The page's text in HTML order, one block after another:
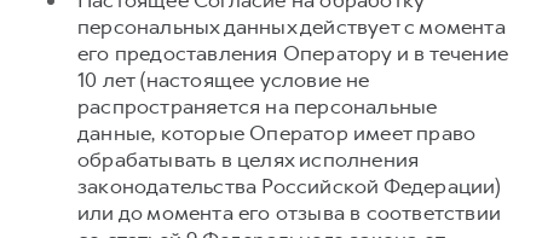
персональных данных действует с момента
его предоставления Оператору и в течение
10 лет (настоящее условие не
распространяется на персональные
данные, которые Оператор имеет право
обрабатывать в целях исполнения
законодательства Российской Федерации)
или до момента его отзыва в соответствии